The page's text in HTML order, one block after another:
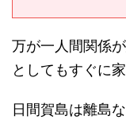
万が一人間関係
としてもすぐに
日間賀島は離島